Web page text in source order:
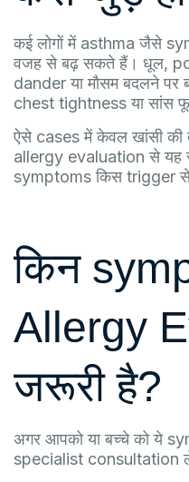
कई लोगों में asthma जैसे
वजह से बढ़ सकते हैं। धूल,
dander या मौसम बदलने पर
chest tightness या सांस
ऐसे cases में केवल खांसी की
allergy evaluation से यह
symptoms किस trigger
किन
Allergy
जरूरी है?
अगर आपको या बच्चे को ये
specialist consultation